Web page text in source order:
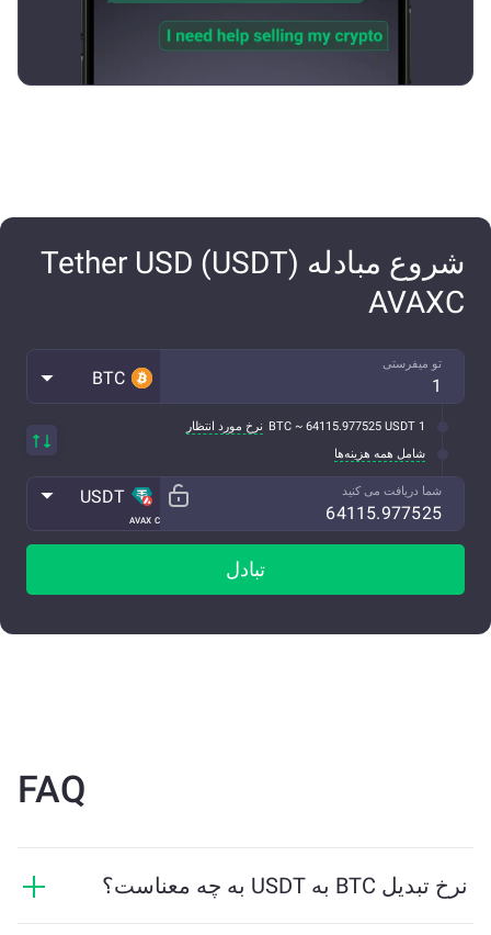
شروع مبادله Tether USD (USDT)
AVAXC
تو میفرستی
BTC
1 BTC ~ 64115.977525 USDT
نرخ مورد انتظار
شامل همه هزینه‌ها
شما دریافت می کنید
AVAX C
USDT
تبادل
FAQ
نرخ تبدیل BTC به USDT به چه معناست؟